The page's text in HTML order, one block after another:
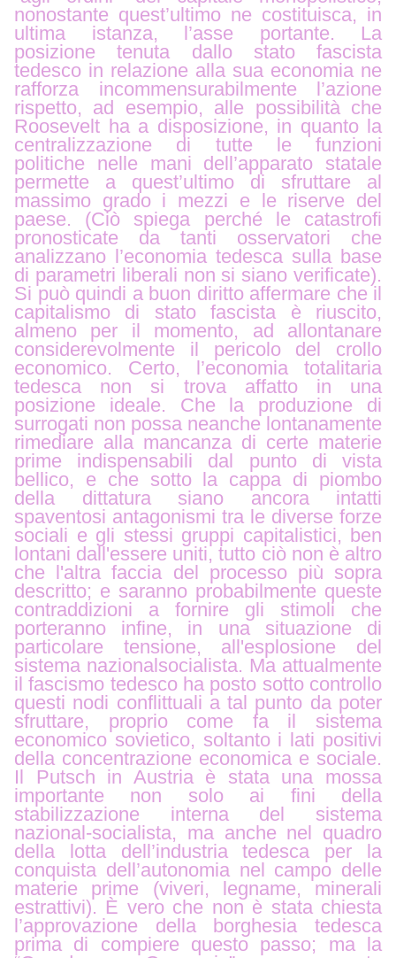
nonostante quest’ultimo ne costituisca, in
ultima istanza, l’asse portante.
La
posizione tenuta dallo stato fascista
tedesco in relazione alla sua economia ne
rafforza incommensurabilmente l’azione
rispetto, ad esempio, alle possibilità che
Roosevelt ha a disposizione, in quanto la
centralizzazione di tutte le funzioni
politiche nelle mani dell’apparato statale
permette a quest’ultimo di sfruttare al
massimo grado i mezzi e le riserve del
paese. (Ciò spiega perché le catastrofi
pronosticate da tanti osservatori che
analizzano l’economia tedesca sulla base
di parametri liberali non si siano verificate).
Si può quindi a buon diritto affermare che il
capitalismo di stato fascista è riuscito,
almeno per il momento, ad allontanare
considerevolmente il pericolo del crollo
economico.
Certo, l’economia totalitaria
tedesca non si trova affatto in una
posizione ideale. Che la produzione di
surrogati non possa neanche lontanamente
rimediare alla mancanza di certe materie
prime indispensabili dal punto di vista
bellico, e che sotto la cappa di piombo
della dittatura siano ancora intatti
spaventosi antagonismi tra le diverse forze
sociali e gli stessi gruppi capitalistici, ben
lontani dall'essere uniti, tutto ciò non è altro
che l'altra faccia del processo più sopra
descritto; e saranno probabilmente queste
contraddizioni a fornire gli stimoli che
porteranno infine, in una situazione di
particolare tensione, all'esplosione del
sistema nazionalsocialista. Ma attualmente
il fascismo tedesco ha posto sotto controllo
questi nodi conflittuali a tal punto da poter
sfruttare, proprio come fa il sistema
economico sovietico, soltanto i lati positivi
della concentrazione economica e sociale.
Il Putsch in Austria è stata una mossa
importante non solo ai fini della
stabilizzazione interna del sistema
nazional-socialista, ma anche nel quadro
della lotta dell’industria tedesca per la
conquista dell’autonomia nel campo delle
materie prime (viveri, legname, minerali
estrattivi). È vero che non è stata chiesta
l’approvazione della borghesia tedesca
prima di compiere questo passo; ma la